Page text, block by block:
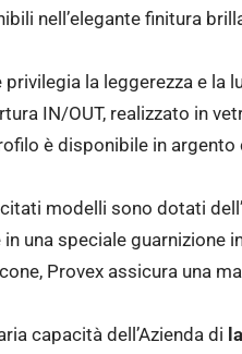
nell’elegante finitura
la leggerezza e la
IN/OUT, realizzato in
è disponibile in
modelli sono dotati
una speciale guarnizione
Provex assicura una
capacità dell’Azienda di